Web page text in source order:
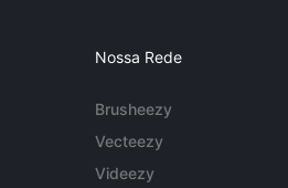
Nossa Rede
Brusheezy
Vecteezy
Videezy